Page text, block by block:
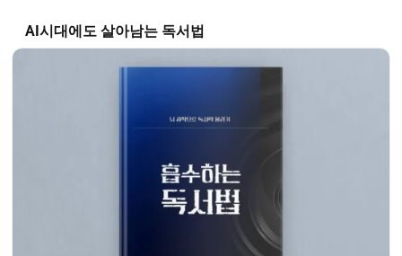
AI시대에도 살아남는 독서법